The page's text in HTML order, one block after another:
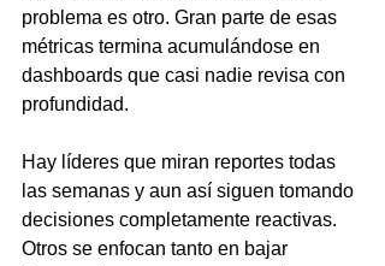
problema es otro. Gran parte de esas
métricas termina acumulándose en
dashboards que casi nadie revisa con
profundidad.
Hay líderes que miran reportes todas
las semanas y aun así siguen tomando
decisiones completamente reactivas.
Otros se enfocan tanto en bajar